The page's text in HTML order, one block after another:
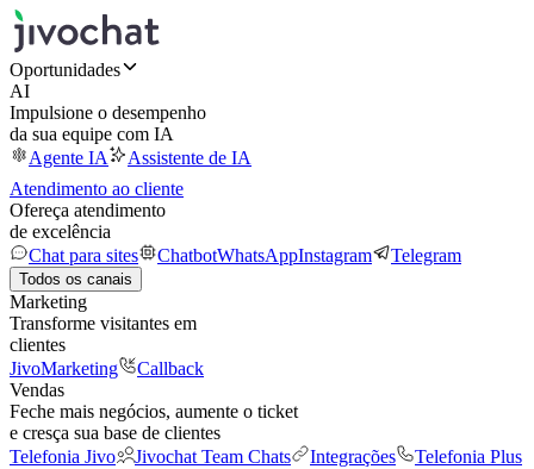
Oportunidades
AI
Impulsione o desempenho
da sua equipe com IA
Agente IA
Assistente de IA
Atendimento ao cliente
Ofereça atendimento
de excelência
Chat para sites
ChatbotWhatsAppInstagram Telegram
Todos os canais
Marketing
Transforme visitantes em
clientes
JivoMarketing
Callback
Vendas
Feche mais negócios, aumente o ticket
e cresça sua base de clientes
Telefonia Jivo
Jivochat Team Chats Integrações
Telefonia Plus